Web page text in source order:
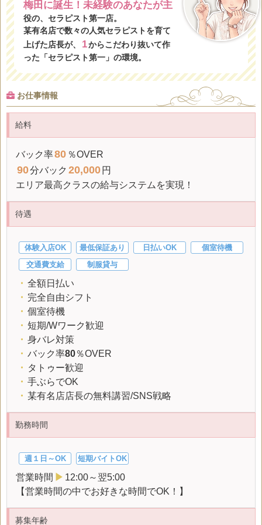
梅田に誕生！未経験のあなたが主
役の、セラピスト第一店。
某有名店で数々の人気セラピストを育て
上げた店長が、
1からこだわり抜いて作
った「セラピスト第一」の環境。
お仕事情報
給料
バック率80 ％OVER
90分バック 20,000 円
エリア最高クラスの給与システムを実現！
待遇
体験入店OK 最低保証あり 日払いOK
個室待機
交通費支給
制服貸与
・ 全額日払い
・ 完全自由シフト
・ 個室待機
・ 短期/Wワーク歓迎
・ 身バレ対策
・ バック率80％OVER
・ タトゥー歓迎
・ 手ぶらでOK
・ 某有名店店長の無料講習/SNS戦略
勤務時間
週１日～OK 短期バイトOK
営業時間 ▶ 12:00～翌5:00
【営業時間の中でお好きな時間でOK！】
募集年齢